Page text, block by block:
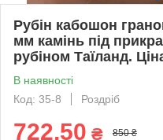
Рубін кабошон
мм камінь під
рубіном Таїланд.
В наявності
Код: 35-8
Роздріб
722,50 ₴ 850 ₴